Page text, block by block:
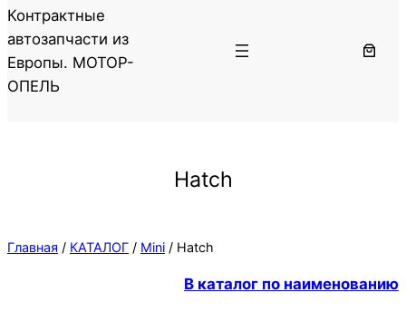
Контрактные
автозапчасти из
Европы. МОТОР-
ОПЕЛЬ
Hatch
Главная / КАТАЛОГ / Mini / Hatch
В каталог по наименованию